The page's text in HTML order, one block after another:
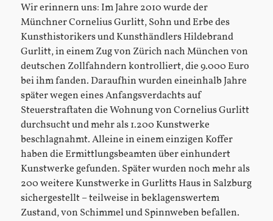
Wir erinnern uns: Im Jahre 2010 wurde der
Münchner Cornelius Gurlitt, Sohn und Erbe des
Kunsthistorikers und Kunsthändlers Hildebrand
Gurlitt, in einem Zug von Zürich nach München von
deutschen Zollfahndern kontrolliert, die 9.000 Euro
bei ihm fanden. Daraufhin wurden eineinhalb Jahre
später wegen eines Anfangsverdachts auf
Steuerstraftaten die Wohnung von Cornelius Gurlitt
durchsucht und mehr als 1.200 Kunstwerke
beschlagnahmt. Alleine in einem einzigen Koffer
haben die Ermittlungsbeamten über einhundert
Kunstwerke gefunden. Später wurden noch mehr als
200 weitere Kunstwerke in Gurlitts Haus in Salzburg
sichergestellt – teilweise in beklagenswertem
Zustand, von Schimmel und Spinnweben befallen.